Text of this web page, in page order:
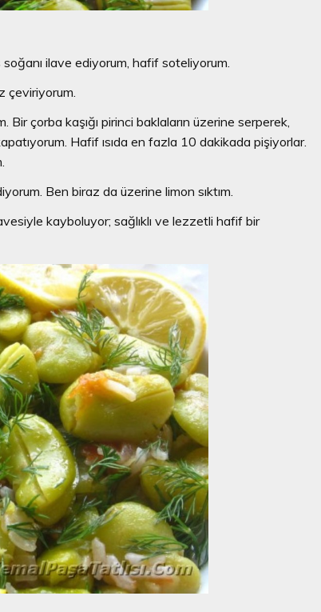
ilave ediyorum, hafif soteliyorum.
çeviriyorum.
çorba kaşığı pirinci baklaların üzerine serperek,
Hafif ısıda en fazla 10 dakikada pişiyorlar.
Ben biraz da üzerine limon sıktım.
kayboluyor; sağlıklı ve lezzetli hafif bir